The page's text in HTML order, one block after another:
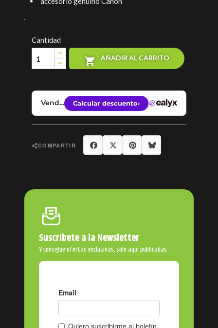
Cantidad
 AÑADIR AL CARRITO
COMPARTIR Compartir
Tuitear
Suscríbete a la Newsletter
Y consigue ofertas exclusivas, solo aquí publicadas